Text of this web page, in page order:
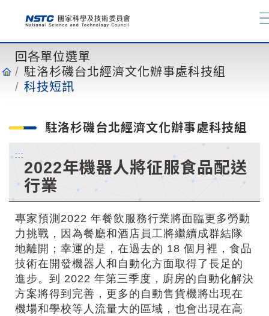
回各單位選單
駐洛杉磯台北經濟文化辦事處科技組
科技短訊
駐洛杉磯台北經濟文化辦事處科技組
:::
2022年機器人將征服食品配送
行業
專家預測2022 年餐飲服務行業將面臨更多勞動
力挑戰，因為餐廳和酒店員工將繼續成群結隊
地離開；幸運的是，在過去的 18 個月裡，食品
技術在開發機器人和自動化方面取得了長足的
進步。到 2022 年第三季度，廚房的自動化解決
方案將得到完善，更多的自動售貨機將出現在
機場和學校等人流量大的區域，也會出現在高